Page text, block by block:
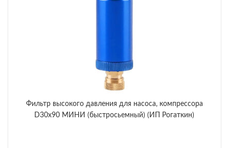
Фильтр высокого давления для насоса, компрессора
D30x90 МИНИ (быстросьемный) (ИП Рогаткин)